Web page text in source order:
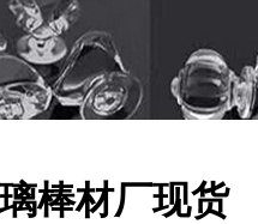
棒材厂现货